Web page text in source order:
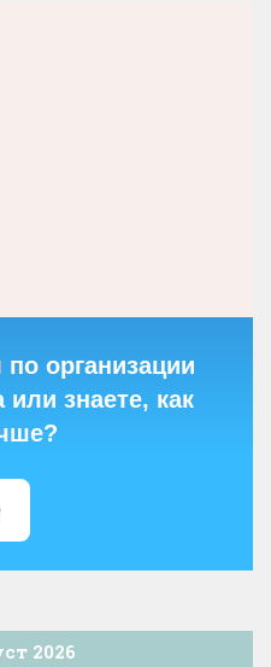
организации
или знаете, как
2026